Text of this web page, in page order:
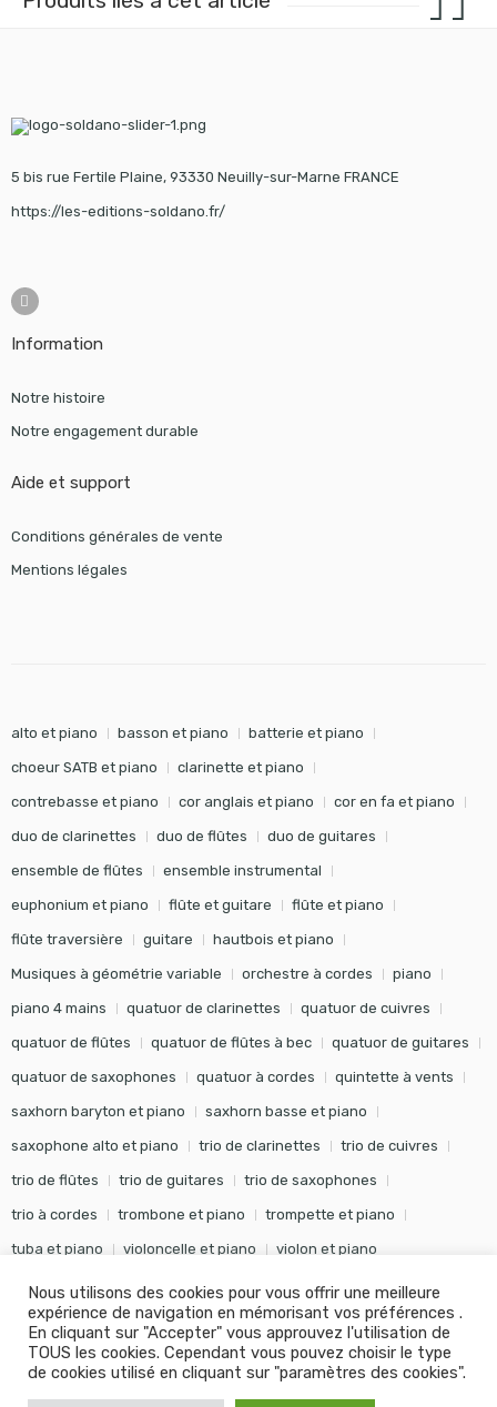
5 bis rue Fertile Plaine, 93330 Neuilly-sur-Marne FRANCE
https://les-editions-soldano.fr/
Information
Notre histoire
Notre engagement durable
Aide et support
Conditions générales de vente
Mentions légales
alto et piano basson et piano batterie et piano
choeur SATB et piano clarinette et piano
contrebasse et piano cor anglais et piano cor en fa et piano
duo de clarinettes duo de flûtes duo de guitares
ensemble de flûtes ensemble instrumental
euphonium et piano flûte et guitare flûte et piano
flûte traversière guitare hautbois et piano
Musiques à géométrie variable orchestre à cordes piano
piano 4 mains quatuor de clarinettes quatuor de cuivres
quatuor de flûtes quatuor de flûtes à bec quatuor de guitares
quatuor de saxophones quatuor à cordes quintette à vents
saxhorn baryton et piano saxhorn basse et piano
saxophone alto et piano trio de clarinettes trio de cuivres
trio de flûtes trio de guitares trio de saxophones
trio à cordes trombone et piano trompette et piano
tuba et piano violoncelle et piano violon et piano
© Editions Soldano - Tous droits réservés -Conception Khalid
Nous utilisons des cookies pour vous offrir une meilleure
expérience de navigation en mémorisant vos préférences .
En cliquant sur "Accepter" vous approuvez l'utilisation de
TOUS les cookies. Cependant vous pouvez choisir le type
de cookies utilisé en cliquant sur "paramètres des cookies".